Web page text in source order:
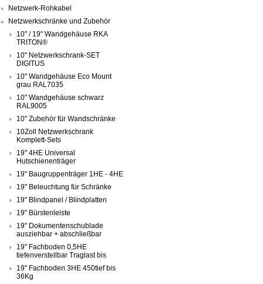
Netzwerk-Rohkabel
Netzwerkschränke und Zubehör
10" / 19" Wandgehäuse RKA
TRITON®
10" Netzwerkschrank-SET
DIGITUS
10" Wandgehäuse Eco Mount
grau RAL7035
10" Wandgehäuse schwarz
RAL9005
10" Zubehör für Wandschränke
10Zoll Netzwerkschrank
Komplett-Sets
19" 4HE Universal
Hutschienenträger
19" Baugruppenträger 1HE - 4HE
19" Beleuchtung für Schränke
19" Blindpanel / Blindplatten
19" Bürstenleiste
19" Dokumentenschublade
ausziehbar + abschließbar
19" Fachboden 0,5HE
tiefenverstellbar Traglast bis
19" Fachboden 3HE 450tief bis
36Kg